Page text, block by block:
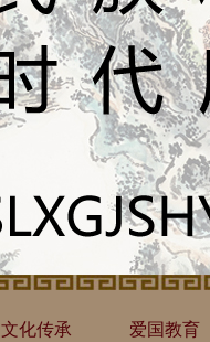
文化传承
爱国教育